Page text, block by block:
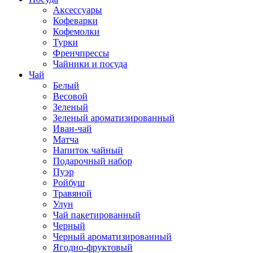
Аксессуары
Кофеварки
Кофемолки
Турки
Френчпрессы
Чайники и посуда
Чай
Белый
Весовой
Зеленый
Зеленый ароматизированный
Иван-чай
Матча
Напиток чайный
Подарочный набор
Пуэр
Ройбуш
Травяной
Улун
Чай пакетированный
Черный
Черный ароматизированный
Ягодно-фруктовый